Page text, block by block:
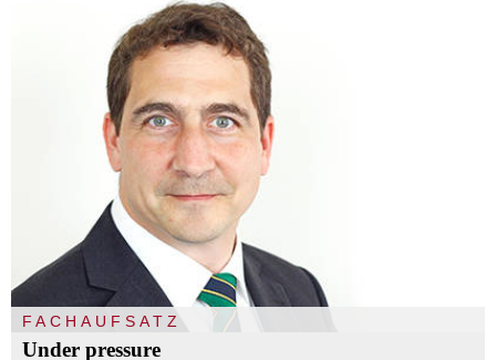
FACHAUFSATZ
Under pressure